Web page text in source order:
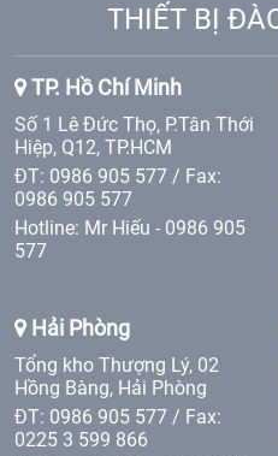
THIẾT BỊ
TP. Hồ Chí Minh
Số 1 Lê Đức Thọ, P.Tân Thới
Hiệp, Q12, TP.HCM
ĐT: 0986 905 577 / Fax:
0986 905 577
Hotline: Mr Hiếu - 0986 905
577
Hải Phòng
Tổng kho Thượng Lý, 02
Hồng Bàng, Hải Phòng
ĐT: 0986 905 577 / Fax:
0225 3 599 866